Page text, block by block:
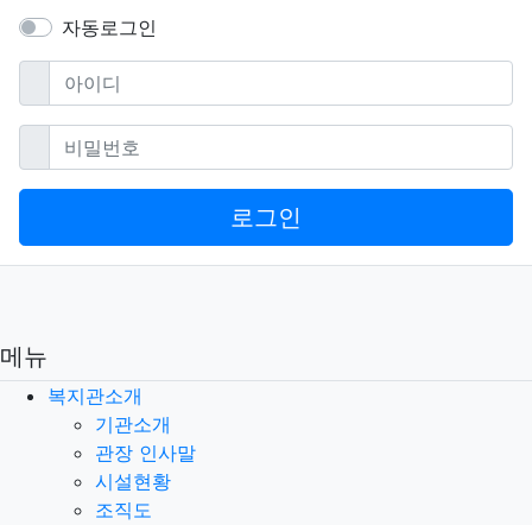
자동로그인
아이디필수
비밀번호필수
로그인
메뉴
복지관소개
기관소개
관장 인사말
시설현황
조직도